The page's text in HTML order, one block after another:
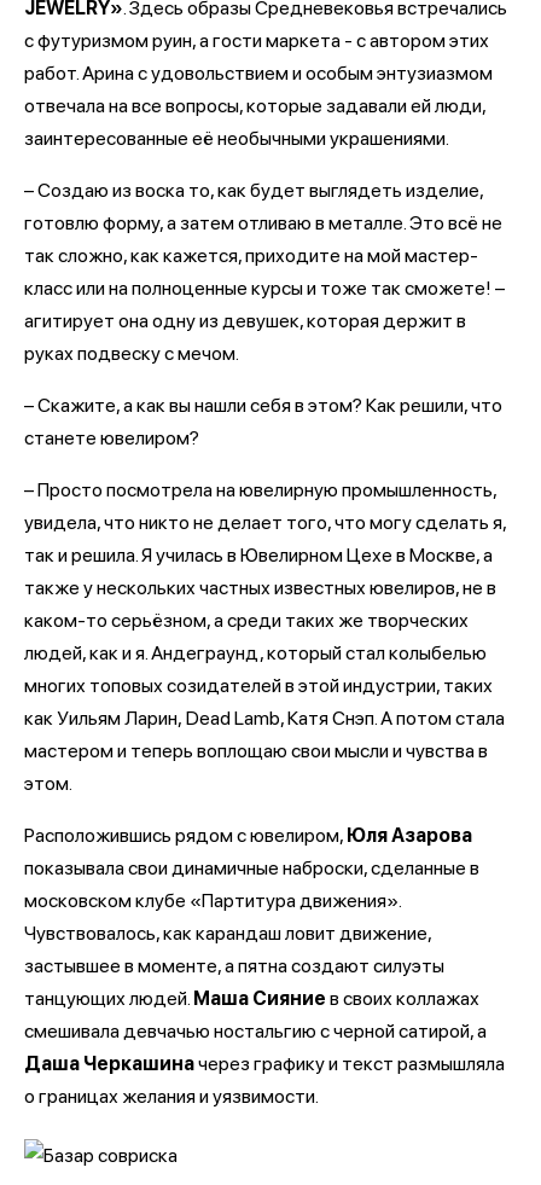
JEWELRY». Здесь образы Средневековья встречались
с футуризмом руин, а гости маркета - с автором этих
работ. Арина с удовольствием и особым энтузиазмом
отвечала на все вопросы, которые задавали ей люди,
заинтересованные её необычными украшениями.
– Создаю из воска то, как будет выглядеть изделие,
готовлю форму, а затем отливаю в металле. Это всё не
так сложно, как кажется, приходите на мой мастер-
класс или на полноценные курсы и тоже так сможете! –
агитирует она одну из девушек, которая держит в
руках подвеску с мечом.
– Скажите, а как вы нашли себя в этом? Как решили, что
станете ювелиром?
– Просто посмотрела на ювелирную промышленность,
увидела, что никто не делает того, что могу сделать я,
так и решила. Я училась в Ювелирном Цехе в Москве, а
также у нескольких частных известных ювелиров, не в
каком-то серьёзном, а среди таких же творческих
людей, как и я. Андеграунд, который стал колыбелью
многих топовых созидателей в этой индустрии, таких
как Уильям Ларин, Dead Lamb, Катя Снэп. А потом стала
мастером и теперь воплощаю свои мысли и чувства в
этом.
Расположившись рядом с ювелиром, Юля Азарова
показывала свои динамичные наброски, сделанные в
московском клубе «Партитура движения».
Чувствовалось, как карандаш ловит движение,
застывшее в моменте, а пятна создают силуэты
танцующих людей. Маша Сияние в своих коллажах
смешивала девчачью ностальгию с черной сатирой, а
Даша Черкашиначерез графику и текст размышляла
о границах желания и уязвимости.